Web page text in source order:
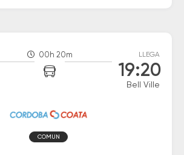
00h 20m LLEGA
19:20
Bell Ville
COMUN